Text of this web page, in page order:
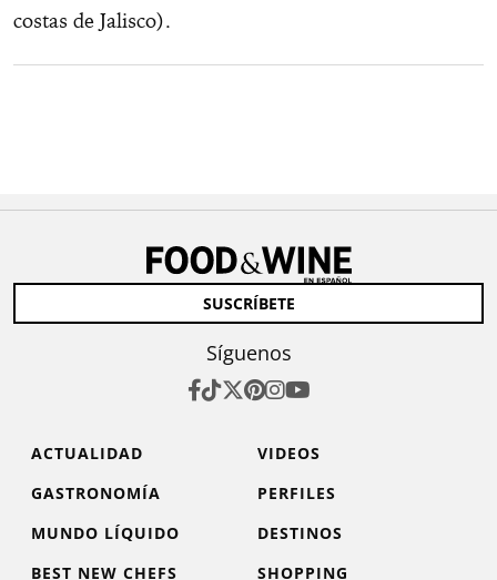
costas de Jalisco).
SUSCRÍBETE
Síguenos
ACTUALIDAD
VIDEOS
GASTRONOMÍA
PERFILES
MUNDO LÍQUIDO
DESTINOS
BEST NEW CHEFS
SHOPPING